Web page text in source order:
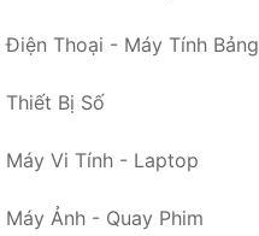
Điện Thoại - Máy Tính Bảng
Thiết Bị Số
Máy Vi Tính - Laptop
Máy Ảnh - Quay Phim